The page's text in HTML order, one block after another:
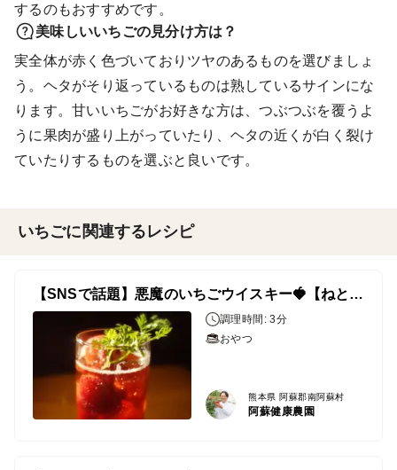
するのもおすすめです。
美味しいいちごの見分け方は？
実全体が赤く色づいておりツヤのあるものを選びましょ
う。ヘタがそり返っているものは熟しているサインにな
ります。甘いいちごがお好きな方は、つぶつぶを覆うよ
うに果肉が盛り上がっていたり、ヘタの近くが白く裂け
ていたりするものを選ぶと良いです。
いちごに関連するレシピ
【SNSで話題】悪魔のいちごウイスキー🍓【ねとめし】
調理時間: 3分
おやつ
熊本県 阿蘇郡南阿蘇村
阿蘇健康農園